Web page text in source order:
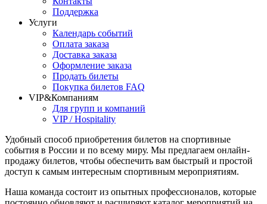
Поддержка
Услуги
Календарь событий
Оплата заказа
Доставка заказа
Оформление заказа
Продать билеты
Покупка билетов FAQ
VIP&Компаниям
Для групп и компаний
VIP / Hospitality
Удобный способ приобретения билетов на спортивные
события в России и по всему миру. Мы предлагаем онлайн-
продажу билетов, чтобы обеспечить вам быстрый и простой
доступ к самым интересным спортивным мероприятиям.
Наша команда состоит из опытных профессионалов, которые